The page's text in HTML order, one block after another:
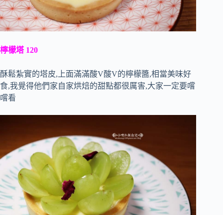
檸檬塔 120
酥鬆紮實的塔皮,上面滿滿酸V酸V的檸檬醬,相當美味好
食,我覺得他們家自家烘焙的甜點都很厲害,大家一定要嚐
嚐看